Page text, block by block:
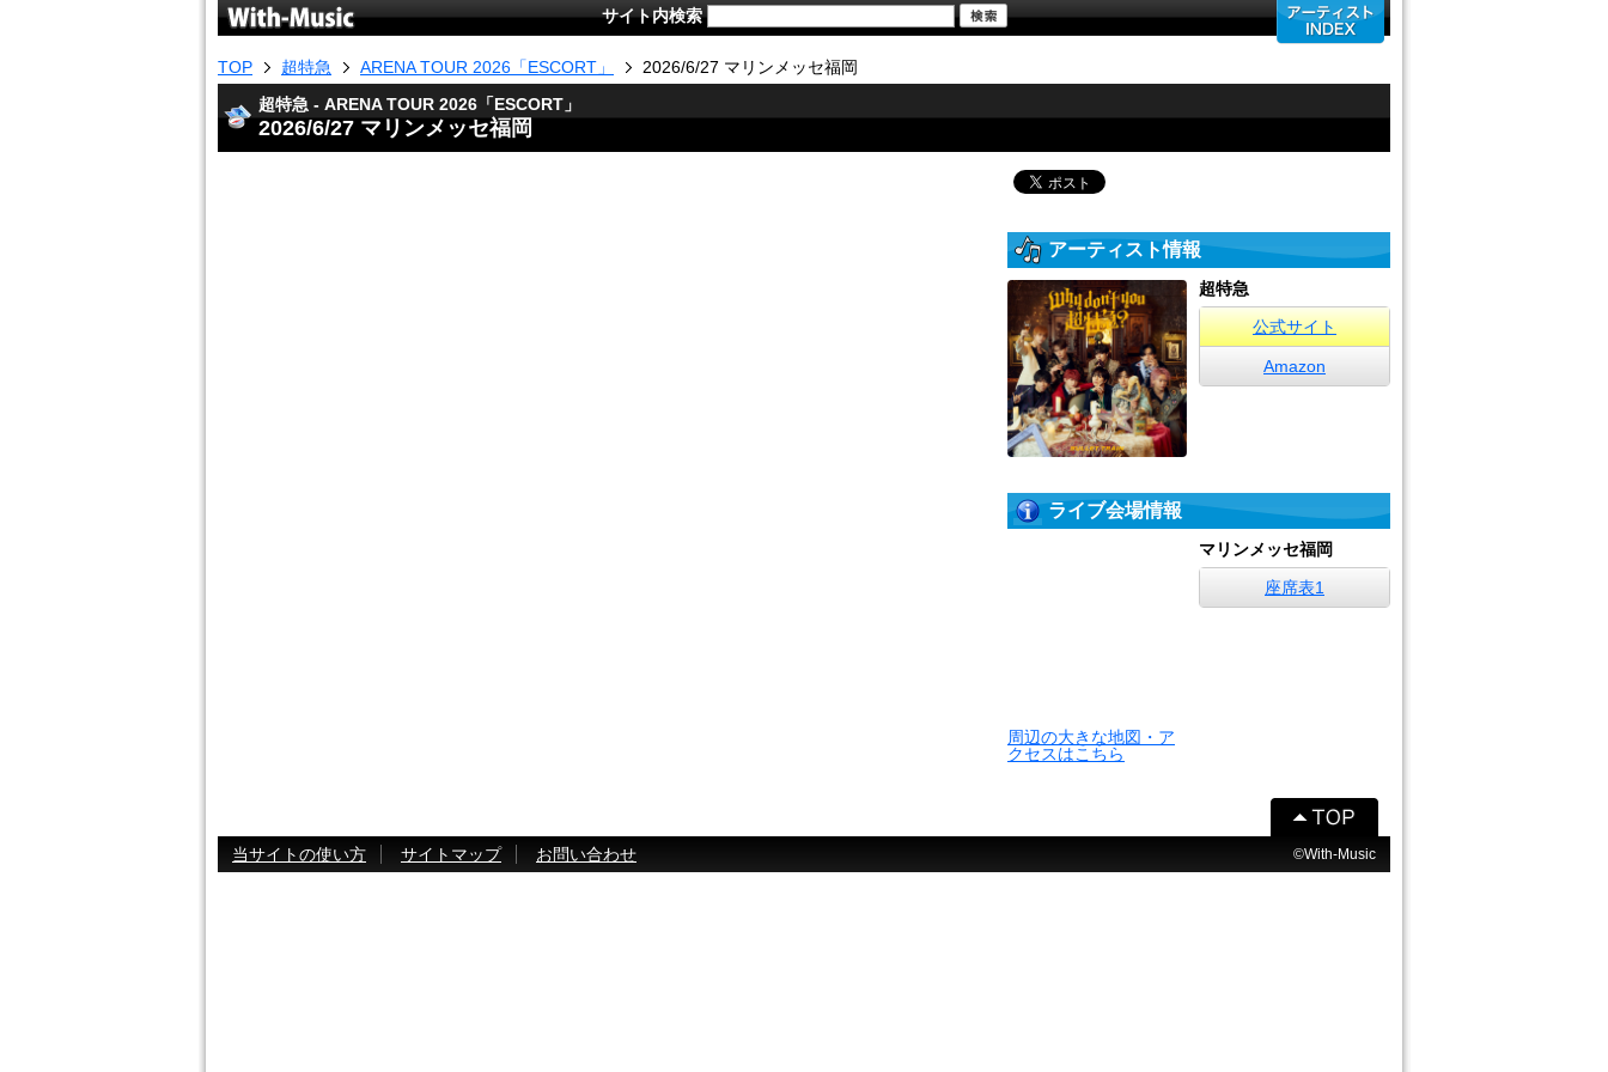
サイト内検索
TOP 超特急 ARENA TOUR 2026「ESCORT」
2026/6/27 マリンメッセ福岡
超特急 - ARENA TOUR 2026「ESCORT」
2026/6/27 マリンメッセ福岡
アーティスト情報
超特急
公式サイト
Amazon
ライブ会場情報
周辺の大きな地図・ア
クセスはこちら
マリンメッセ福岡
座席表1
当サイトの使い方 サイトマップ お問い合わせ ©With-Music